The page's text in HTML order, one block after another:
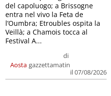
Aosta
di
gazzettamatin
il 07/08/2026
del capoluogo; a Brissogne
entra nel vivo la Feta de
l’Oumbra; Etroubles ospita la
Veillà; a Chamois tocca al
Festival A...